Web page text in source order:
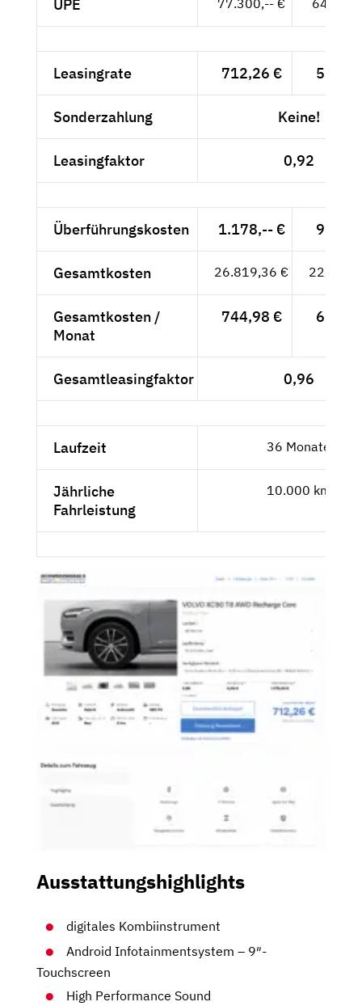
UPE 77.300,-- €
Leasingrate 712,26 €
Sonderzahlung Keine!
Leasingfaktor 0,92
Überführungskosten 1.178,-- €
Gesamtkosten 26.819,36 €
Gesamtkosten /
Monat
744,98 €
Gesamtleasingfaktor 0,96
Laufzeit 36 Monate
Jährliche
Fahrleistung
10.000 km
Ausstattungshighlights
digitales Kombiinstrument
Android Infotainmentsystem – 9″-
Touchscreen
High Performance Sound